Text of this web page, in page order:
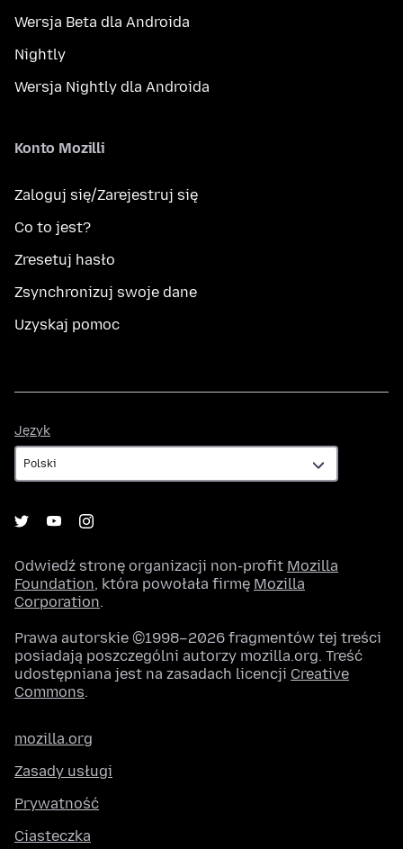
Wersja Beta dla Androida
Nightly
Wersja Nightly dla Androida
Konto Mozilli
Zaloguj się/Zarejestruj się
Co to jest?
Zresetuj hasło
Zsynchronizuj swoje dane
Uzyskaj pomoc
Język
Odwiedź stronę organizacji non-profit Mozilla
Foundation, która powołała firmę Mozilla
Corporation.
Prawa autorskie ©1998–2026 fragmentów tej treści
posiadają poszczególni autorzy mozilla.org. Treść
udostępniana jest na zasadach licencji Creative
Commons.
mozilla.org
Zasady usługi
Prywatność
Ciasteczka